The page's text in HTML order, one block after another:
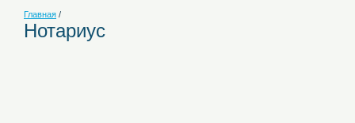
Главная /
Нотариус